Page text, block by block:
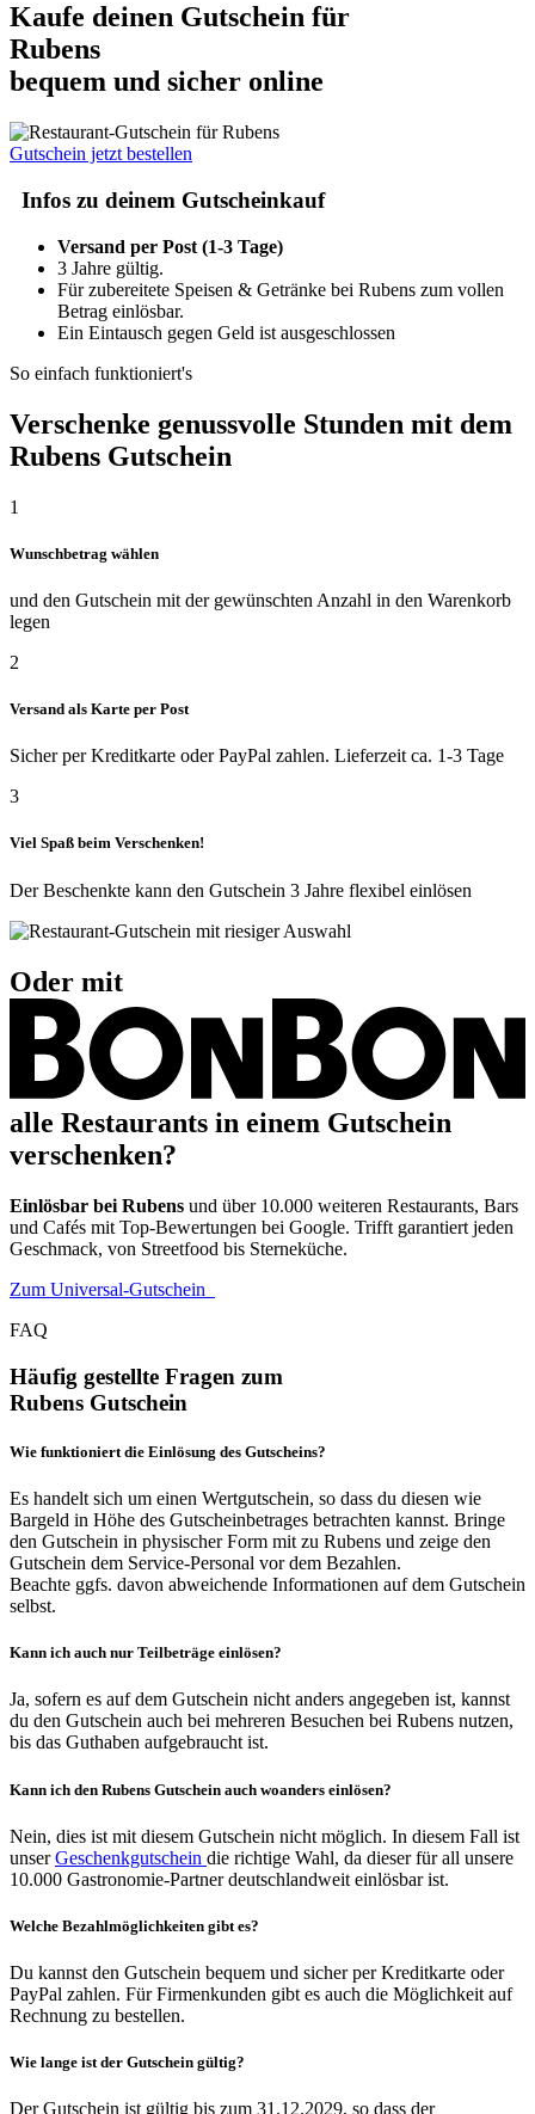
Kaufe deinen Gutschein für
Rubens
bequem und sicher online
Gutschein jetzt bestellen
Infos zu deinem Gutscheinkauf
Versand per Post (1-3 Tage)
3 Jahre gültig.
Für zubereitete Speisen & Getränke bei Rubens zum vollen
Betrag einlösbar.
Ein Eintausch gegen Geld ist ausgeschlossen
So einfach funktioniert's
Verschenke genussvolle Stunden mit dem
Rubens Gutschein
1
Wunschbetrag wählen
und den Gutschein mit der gewünschten Anzahl in den Warenkorb
legen
2
Versand als Karte per Post
Sicher per Kreditkarte oder PayPal zahlen. Lieferzeit ca. 1-3 Tage
3
Viel Spaß beim Verschenken!
Der Beschenkte kann den Gutschein 3 Jahre flexibel einlösen
Oder mit
alle Restaurants in einem Gutschein
verschenken?
Einlösbar bei Rubens und über 10.000 weiteren Restaurants, Bars
und Cafés mit Top-Bewertungen bei Google. Trifft garantiert jeden
Geschmack, von Streetfood bis Sterneküche.
Zum Universal-Gutschein
FAQ
Häufig gestellte Fragen zum
Rubens Gutschein
Wie funktioniert die Einlösung des Gutscheins?
Es handelt sich um einen Wertgutschein, so dass du diesen wie
Bargeld in Höhe des Gutscheinbetrages betrachten kannst. Bringe
den Gutschein in physischer Form mit zu Rubens und zeige den
Gutschein dem Service-Personal vor dem Bezahlen.
Beachte ggfs. davon abweichende Informationen auf dem Gutschein
selbst.
Kann ich auch nur Teilbeträge einlösen?
Ja, sofern es auf dem Gutschein nicht anders angegeben ist, kannst
du den Gutschein auch bei mehreren Besuchen bei Rubens nutzen,
bis das Guthaben aufgebraucht ist.
Kann ich den Rubens Gutschein auch woanders einlösen?
Nein, dies ist mit diesem Gutschein nicht möglich. In diesem Fall ist
unserGeschenkgutschein die richtige Wahl, da dieser für all unsere
10.000 Gastronomie-Partner deutschlandweit einlösbar ist.
Welche Bezahlmöglichkeiten gibt es?
Du kannst den Gutschein bequem und sicher per Kreditkarte oder
PayPal zahlen. Für Firmenkunden gibt es auch die Möglichkeit auf
Rechnung zu bestellen.
Wie lange ist der Gutschein gültig?
Der Gutschein ist gültig bis zum 31.12.2029, so dass der